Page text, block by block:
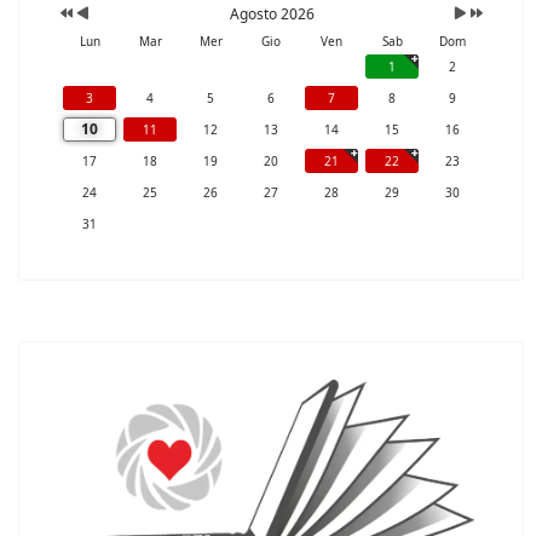
Agosto 2026
Lun Mar Mer Gio Ven Sab
Dom
1
2
3
4 5 6 7 8 9
10 11 12 13 14 15
16
17
18 19 20 21 22
23
24
25 26 27 28 29
30
31